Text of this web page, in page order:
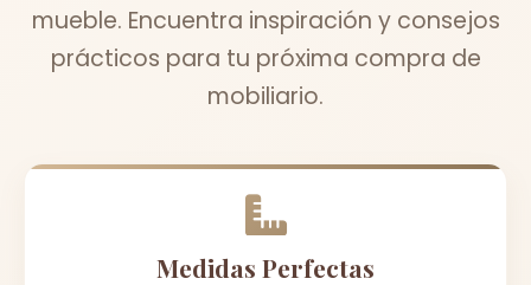
mueble. Encuentra inspiración y consejos
prácticos para tu próxima compra de
mobiliario.
Medidas Perfectas